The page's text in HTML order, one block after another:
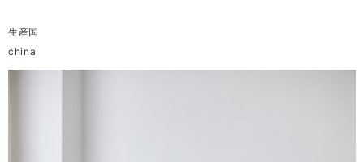
生産国
china